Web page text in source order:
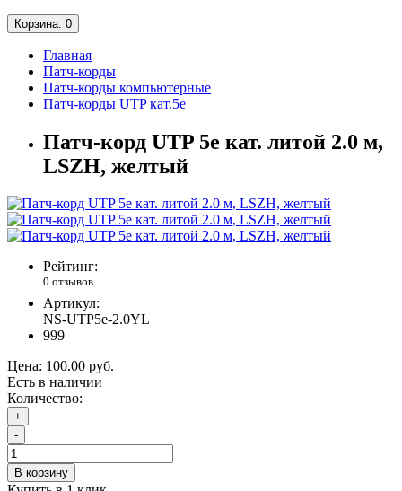
Корзина: 0
Главная
Патч-корды
Патч-корды компьютерные
Патч-корды UTP кат.5е
Патч-корд UTP 5e кат. литой 2.0 м,
LSZH, желтый
Рейтинг:
0 отзывов
Артикул:
NS-UTP5e-2.0YL
999
Цена: 100.00 руб.
Есть в наличии
Количество:
+
-
В корзину